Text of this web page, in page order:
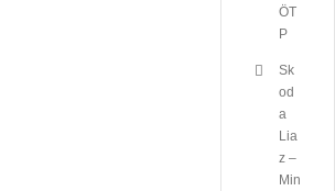
ÖT
P
Sk
od
a
Lia
z –
Min